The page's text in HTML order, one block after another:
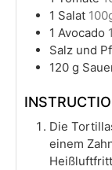
1 Salat
1 Avocado
Salz und
120 g
Die
einem